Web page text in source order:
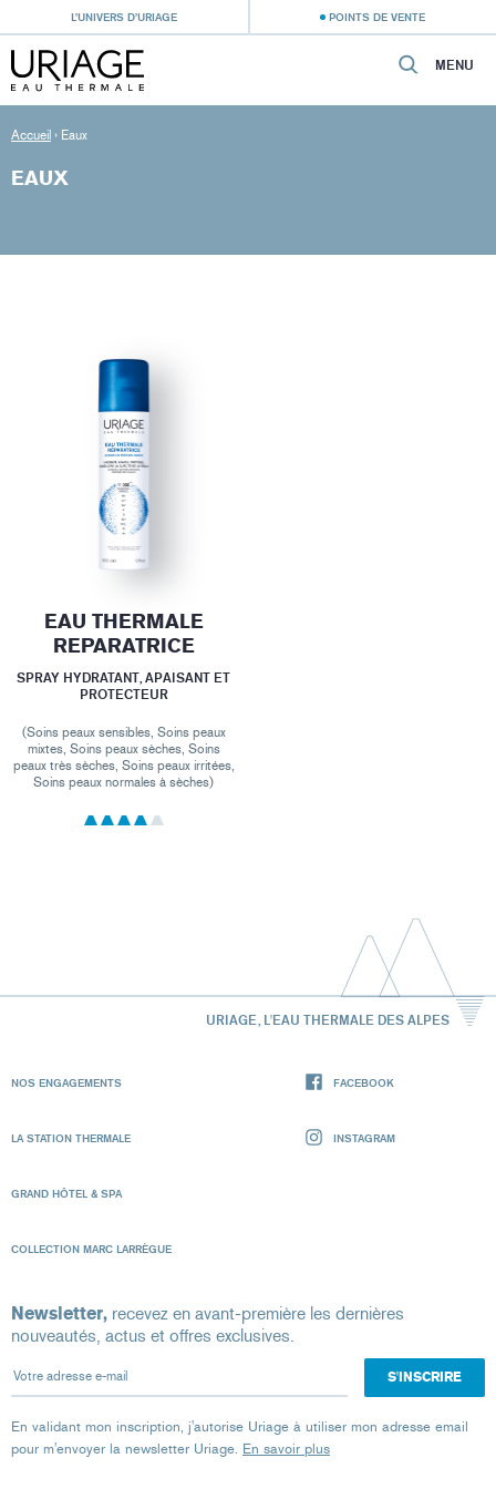
L’UNIVERS D’URIAGE POINTS DE VENTE
MENU
Accueil › Eaux
EAUX
EAU THERMALE
REPARATRICE
SPRAY HYDRATANT, APAISANT ET
PROTECTEUR
(Soins peaux sensibles, Soins peaux
mixtes, Soins peaux sèches, Soins
peaux très sèches, Soins peaux irritées,
Soins peaux normales à sèches)
URIAGE, L'EAU THERMALE DES ALPES
NOS ENGAGEMENTS
LA STATION THERMALE
GRAND HÔTEL & SPA
COLLECTION MARC LARRÈGUE
FACEBOOK
INSTAGRAM
Newsletter, recevez en avant-première les dernières
nouveautés, actus et offres exclusives.
Votre adresse e-mail
En validant mon inscription, j'autorise Uriage à utiliser mon adresse email
pour m'envoyer la newsletter Uriage. En savoir plus